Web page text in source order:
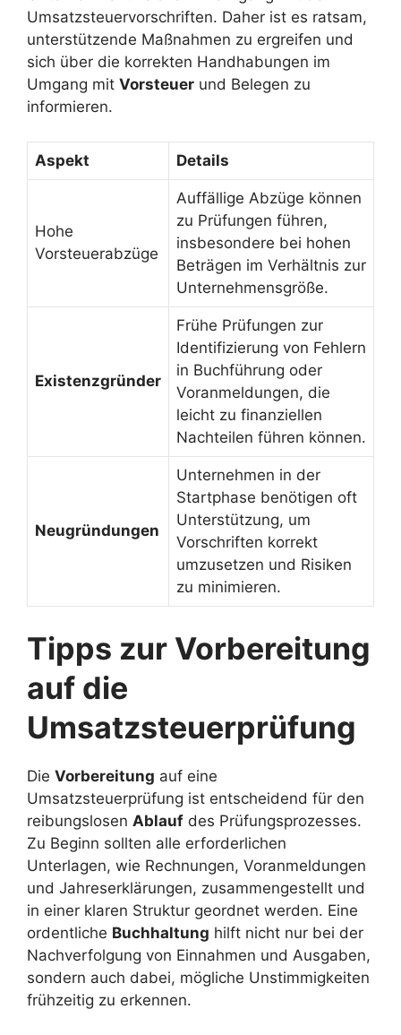
Umsatzsteuervorschriften. Daher ist es ratsam,
unterstützende Maßnahmen zu ergreifen und
sich über die korrekten Handhabungen im
Umgang mit Vorsteuer und Belegen zu
informieren.
Aspekt Details
Hohe
Vorsteuerabzüge
Auffällige Abzüge können
zu Prüfungen führen,
insbesondere bei hohen
Beträgen im Verhältnis zur
Unternehmensgröße.
Existenzgründer
Frühe Prüfungen zur
Identifizierung von Fehlern
in Buchführung oder
Voranmeldungen, die
leicht zu finanziellen
Nachteilen führen können.
Neugründungen
Unternehmen in der
Startphase benötigen oft
Unterstützung, um
Vorschriften korrekt
umzusetzen und Risiken
zu minimieren.
Tipps zur Vorbereitung
auf die
Umsatzsteuerprüfung
Die Vorbereitung auf eine
Umsatzsteuerprüfung ist entscheidend für den
reibungslosen Ablauf des Prüfungsprozesses.
Zu Beginn sollten alle erforderlichen
Unterlagen, wie Rechnungen, Voranmeldungen
und Jahreserklärungen, zusammengestellt und
in einer klaren Struktur geordnet werden. Eine
ordentliche Buchhaltung hilft nicht nur bei der
Nachverfolgung von Einnahmen und Ausgaben,
sondern auch dabei, mögliche Unstimmigkeiten
frühzeitig zu erkennen.